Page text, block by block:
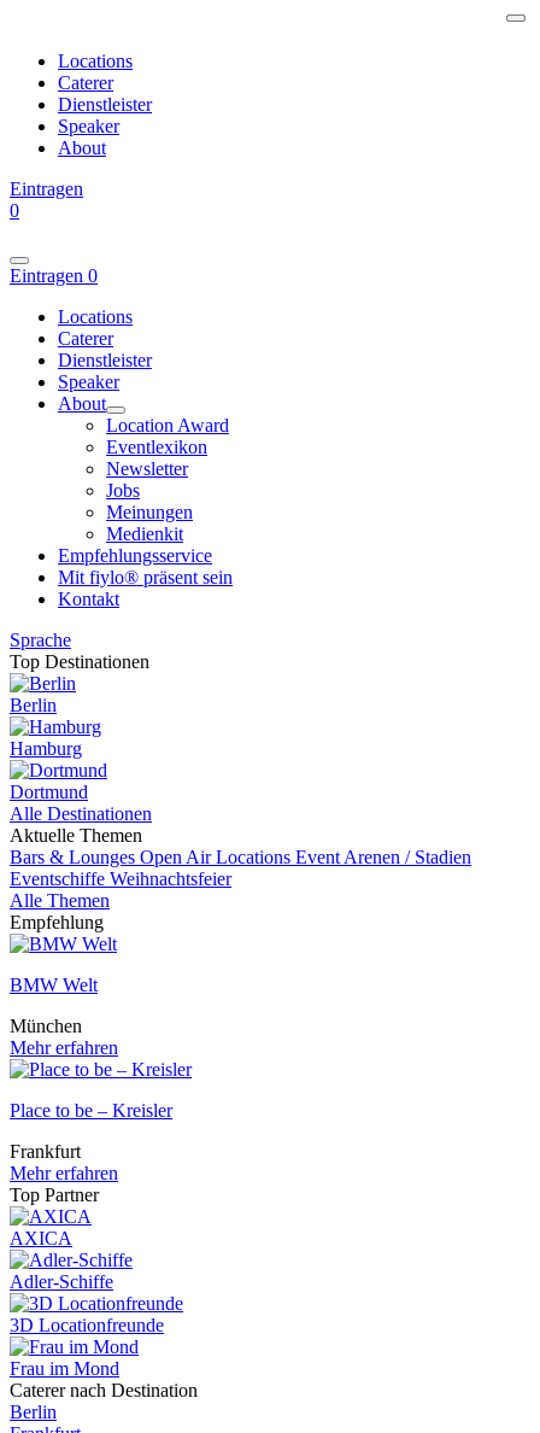
Locations
Caterer
Dienstleister
Speaker
About
Eintragen
0
Eintragen 0
Locations
Caterer
Dienstleister
Speaker
About
Location Award
Eventlexikon
Newsletter
Jobs
Meinungen
Medienkit
Empfehlungsservice
Mit fiylo® präsent sein
Kontakt
Sprache
Top Destinationen
Berlin
Hamburg
Dortmund
Alle Destinationen
Aktuelle Themen
Bars & Lounges Open Air Locations Event Arenen / Stadien
Eventschiffe Weihnachtsfeier
Alle Themen
Empfehlung
BMW Welt
München
Mehr erfahren
Place to be – Kreisler
Frankfurt
Mehr erfahren
Top Partner
AXICA
Adler-Schiffe
3D Locationfreunde
Frau im Mond
Caterer nach Destination
Berlin